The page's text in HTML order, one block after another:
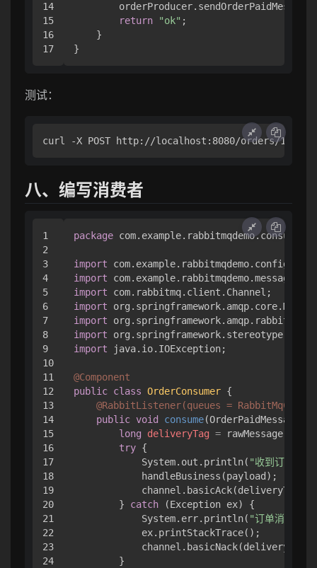
14
15
16
return
"ok" ;
    }
测试：
八、编写消费者
1
2
3
4
5
6
7
8
9
10
11
12
13
14
15
16
17
18
19
20
21
22
23
24
package com.example.rabbitmqdemo.consumer;
import
import
import
import
import
import
import java.io.IOException;
@Component
public class OrderConsumer {
@RabbitListener(queues =
public void consume(OrderPaidMessage
long
deliveryTag =
try {
            System.out.println(
"收到订单支
            handleBusiness(payload);
            channel.basicAck(deliveryTag,
        }
catch (Exception ex) {
            System.err.println(
"订单消息处
            ex.printStackTrace();
            channel.basicNack(deliveryTag,
        }